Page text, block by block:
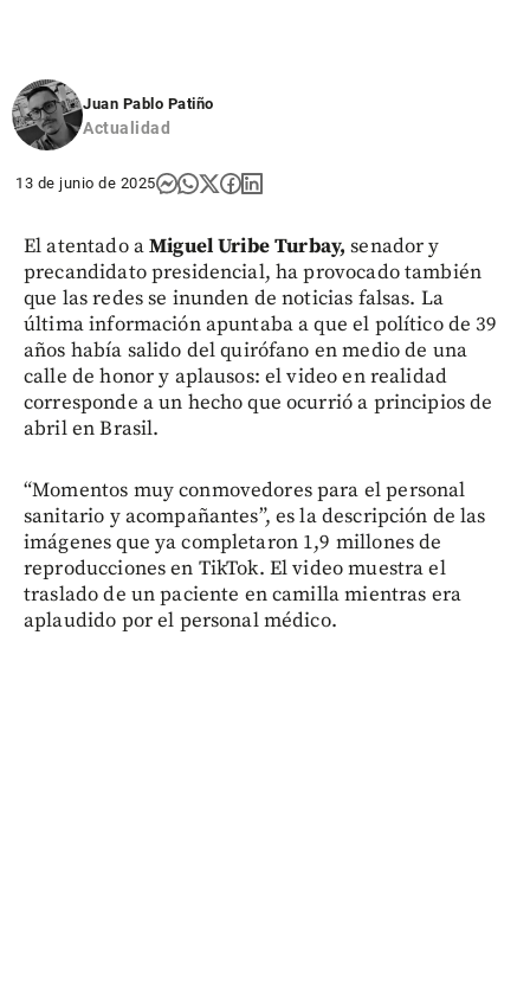
Juan Pablo Patiño
Actualidad
13 de junio de 2025
El atentado aMiguel Uribe Turbay,senador y
precandidato presidencial, ha provocado también
que las redes se inunden de noticias falsas. La
última información apuntaba a que el político de 39
años había salido del quirófano en medio de una
calle de honor y aplausos: el video en realidad
corresponde a un hecho que ocurrió a principios de
abril en Brasil.
“Momentos muy conmovedores para el personal
sanitario y acompañantes”, es la descripción de las
imágenes que ya completaron 1,9 millones de
reproducciones en TikTok. El video muestra el
traslado de un paciente en camilla mientras era
aplaudido por el personal médico.